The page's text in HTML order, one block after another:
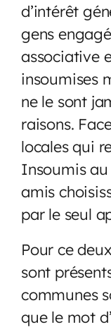
d’intérêt
gens
associative
insoumises
ne le sont
raisons.
locales qui
Insoumis
amis
par le seul
Pour ce
sont
communes
que le mot